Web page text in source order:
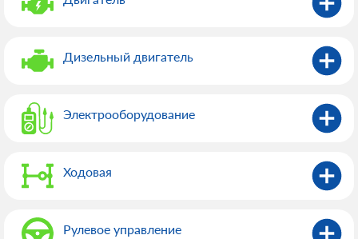
Дизельный двигатель
Электрооборудованиe
Ходовая
Рулевое управление